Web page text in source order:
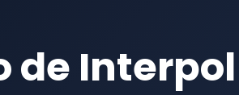
Extradición Argentina
de Interpol